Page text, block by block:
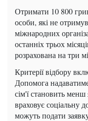
Отримати 10 800
особи, які не
міжнародних
останніх трьох
розрахована на три
Критерії відбору
Допомога
сім'ї становить
враховує соціальну
можуть подати